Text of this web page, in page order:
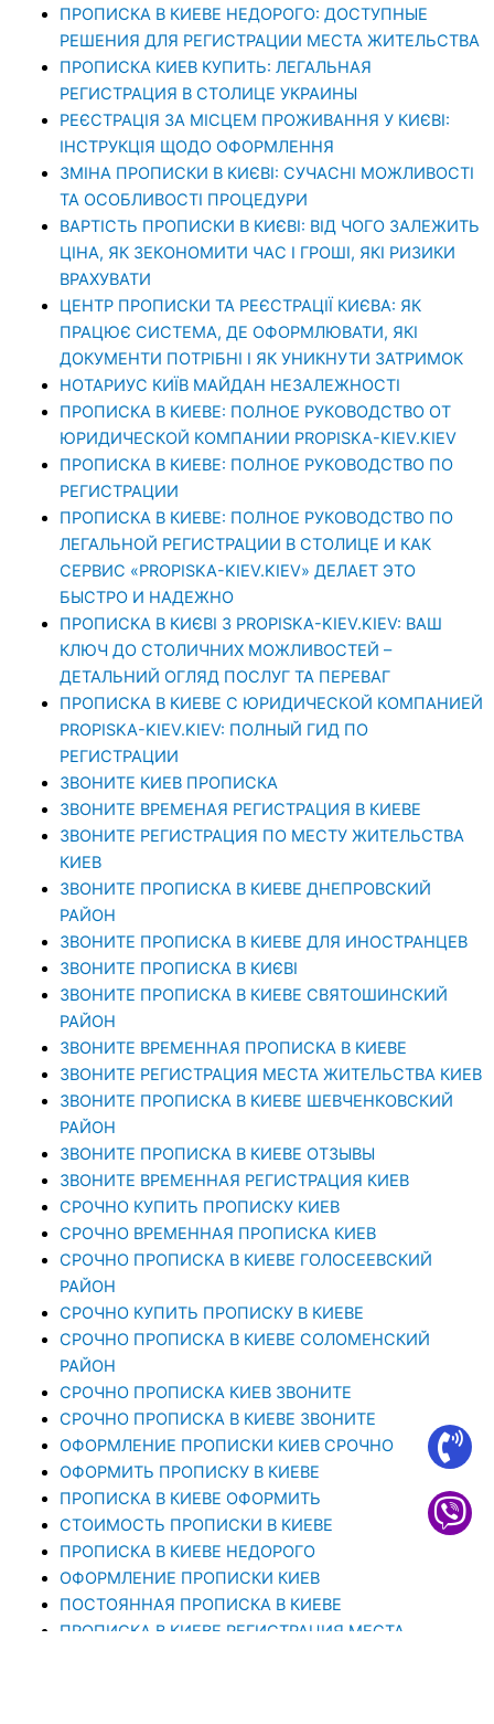
ПРОПИСКА В КИЕВЕ НЕДОРОГО: ДОСТУПНЫЕ
РЕШЕНИЯ ДЛЯ РЕГИСТРАЦИИ МЕСТА ЖИТЕЛЬСТВА
ПРОПИСКА КИЕВ КУПИТЬ: ЛЕГАЛЬНАЯ
РЕГИСТРАЦИЯ В СТОЛИЦЕ УКРАИНЫ
РЕЄСТРАЦІЯ ЗА МІСЦЕМ ПРОЖИВАННЯ У КИЄВІ:
ІНСТРУКЦІЯ ЩОДО ОФОРМЛЕННЯ
ЗМІНА ПРОПИСКИ В КИЄВІ: СУЧАСНІ МОЖЛИВОСТІ
ТА ОСОБЛИВОСТІ ПРОЦЕДУРИ
ВАРТІСТЬ ПРОПИСКИ В КИЄВІ: ВІД ЧОГО ЗАЛЕЖИТЬ
ЦІНА, ЯК ЗЕКОНОМИТИ ЧАС І ГРОШІ, ЯКІ РИЗИКИ
ВРАХУВАТИ
ЦЕНТР ПРОПИСКИ ТА РЕЄСТРАЦІЇ КИЄВА: ЯК
ПРАЦЮЄ СИСТЕМА, ДЕ ОФОРМЛЮВАТИ, ЯКІ
ДОКУМЕНТИ ПОТРІБНІ І ЯК УНИКНУТИ ЗАТРИМОК
НОТАРИУС КИЇВ МАЙДАН НЕЗАЛЕЖНОСТІ
ПРОПИСКА В КИЕВЕ: ПОЛНОЕ РУКОВОДСТВО ОТ
ЮРИДИЧЕСКОЙ КОМПАНИИ PROPISKA-KIEV.KIEV
ПРОПИСКА В КИЕВЕ: ПОЛНОЕ РУКОВОДСТВО ПО
РЕГИСТРАЦИИ
ПРОПИСКА В КИЕВЕ: ПОЛНОЕ РУКОВОДСТВО ПО
ЛЕГАЛЬНОЙ РЕГИСТРАЦИИ В СТОЛИЦЕ И КАК
СЕРВИС «PROPISKA-KIEV.KIEV» ДЕЛАЕТ ЭТО
БЫСТРО И НАДЕЖНО
ПРОПИСКА В КИЄВІ З PROPISKA-KIEV.KIEV: ВАШ
КЛЮЧ ДО СТОЛИЧНИХ МОЖЛИВОСТЕЙ –
ДЕТАЛЬНИЙ ОГЛЯД ПОСЛУГ ТА ПЕРЕВАГ
ПРОПИСКА В КИЕВЕ С ЮРИДИЧЕСКОЙ КОМПАНИЕЙ
PROPISKA-KIEV.KIEV: ПОЛНЫЙ ГИД ПО
РЕГИСТРАЦИИ
ЗВОНИТЕ КИЕВ ПРОПИСКА
ЗВОНИТЕ ВРЕМЕНАЯ РЕГИСТРАЦИЯ В КИЕВЕ
ЗВОНИТЕ РЕГИСТРАЦИЯ ПО МЕСТУ ЖИТЕЛЬСТВА
КИЕВ
ЗВОНИТЕ ПРОПИСКА В КИЕВЕ ДНЕПРОВСКИЙ
РАЙОН
ЗВОНИТЕ ПРОПИСКА В КИЕВЕ ДЛЯ ИНОСТРАНЦЕВ
ЗВОНИТЕ ПРОПИСКА В КИЄВІ
ЗВОНИТЕ ПРОПИСКА В КИЕВЕ СВЯТОШИНСКИЙ
РАЙОН
ЗВОНИТЕ ВРЕМЕННАЯ ПРОПИСКА В КИЕВЕ
ЗВОНИТЕ РЕГИСТРАЦИЯ МЕСТА ЖИТЕЛЬСТВА КИЕВ
ЗВОНИТЕ ПРОПИСКА В КИЕВЕ ШЕВЧЕНКОВСКИЙ
РАЙОН
ЗВОНИТЕ ПРОПИСКА В КИЕВЕ ОТЗЫВЫ
ЗВОНИТЕ ВРЕМЕННАЯ РЕГИСТРАЦИЯ КИЕВ
СРОЧНО КУПИТЬ ПРОПИСКУ КИЕВ
СРОЧНО ВРЕМЕННАЯ ПРОПИСКА КИЕВ
СРОЧНО ПРОПИСКА В КИЕВЕ ГОЛОСЕЕВСКИЙ
РАЙОН
СРОЧНО КУПИТЬ ПРОПИСКУ В КИЕВЕ
CРОЧНО ПРОПИСКА В КИЕВЕ СОЛОМЕНСКИЙ
РАЙОН
СРОЧНО ПРОПИСКА КИЕВ ЗВОНИТЕ
СРОЧНО ПРОПИСКА В КИЕВЕ ЗВОНИТЕ
ОФОРМЛЕНИЕ ПРОПИСКИ КИЕВ СРОЧНО
ОФОРМИТЬ ПРОПИСКУ В КИЕВЕ
ПРОПИСКА В КИЕВЕ ОФОРМИТЬ
СТОИМОСТЬ ПРОПИСКИ В КИЕВЕ
ПРОПИСКА В КИЕВЕ НЕДОРОГО
ОФОРМЛЕНИЕ ПРОПИСКИ КИЕВ
ПОСТОЯННАЯ ПРОПИСКА В КИЕВЕ
ПРОПИСКА В КИЕВЕ РЕГИСТРАЦИЯ МЕСТА